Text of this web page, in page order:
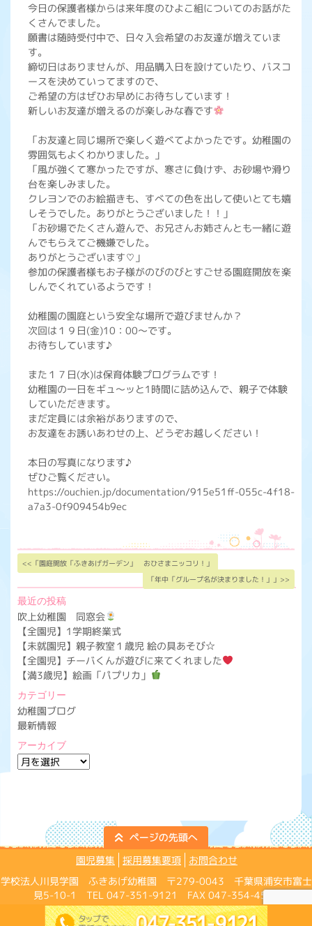
今日の保護者様からは来年度のひよこ組についてのお話がた
くさんでました。
願書は随時受付中で、日々入会希望のお友達が増えていま
す。
締切日はありませんが、用品購入日を設けていたり、バスコ
ースを決めていってますので、
ご希望の方はぜひお早めにお待ちしています！
新しいお友達が増えるのが楽しみな春です
「お友達と同じ場所で楽しく遊べてよかったです。幼稚園の
雰囲気もよくわかりました。」
「風が強くて寒かったですが、寒さに負けず、お砂場や滑り
台を楽しみました。
クレヨンでのお絵描きも、すべての色を出して使いとても嬉
しそうでした。ありがとうございました！！」
「お砂場でたくさん遊んで、お兄さんお姉さんとも一緒に遊
んでもらえてご機嫌でした。
ありがとうございます♡」
参加の保護者様もお子様がのびのびとすごせる園庭開放を楽
しんでくれているようです！
幼稚園の園庭という安全な場所で遊びませんか？
次回は１９日(金)10：00～です。
お待ちしています♪
また１７日(水)は保育体験プログラムです！
幼稚園の一日をギュ～ッと1時間に詰め込んで、親子で体験
していただきます。
まだ定員には余裕がありますので、
お友達をお誘いあわせの上、どうぞお越しください！
本日の写真になります♪
ぜひご覧ください。
https://ouchien.jp/documentation/915e51ff-055c-4f18-
a7a3-0f909454b9ec
<<「園庭開放「ふきあげガーデン」 おひさまニッコリ！」
「年中「グループ名が決まりました！」」>>
最近の投稿
吹上幼稚園 同窓会
【全園児】1学期終業式
【未就園児】親子教室１歳児 絵の具あそび☆
【全園児】チーバくんが遊びに来てくれました
【満3歳児】絵画「パプリカ」
カテゴリー
幼稚園ブログ
最新情報
アーカイブ
ア
園児募集 採用募集要項
お問合わせ
学校法人川見学園 ふきあげ幼稚園 〒279-0043 千葉県浦安市富士
見5-10-1 TEL 047-351-9121 FAX 047-354-4574
Copyright ©Fukiage Kindergarten